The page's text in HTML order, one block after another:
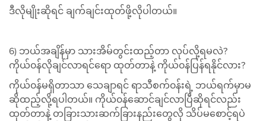
ဒီလိုမျိုးဆိုရင် ချက်ချင်းထုတ်ဖို့လိုပါတယ်။
6) ဘယ်အချိန်မှာ သားအိမ်တွင်းထည့်တာ လုပ်လို့ရမလဲ?
ကိုယ်၀န်လိုချင်လာရင်ရော ထုတ်တာနဲ့ ကိုယ်၀န်ပြန်ရနိုင်လား?
ကိုယ်၀န်မရှိတာသာ သေချာရင် ရာသီစက်၀န်းရဲ့ ဘယ်ရက်မှာမ
ဆိုထည့်လို့ရပါတယ်။ ကိုယ်၀န်ဆောင်ချင်လာပြီဆိုရင်လည်း
ထုတ်တာနဲ့ တခြားသားဆက်ခြားနည်းတွေလို သိပ်မစောင့်ရပဲ